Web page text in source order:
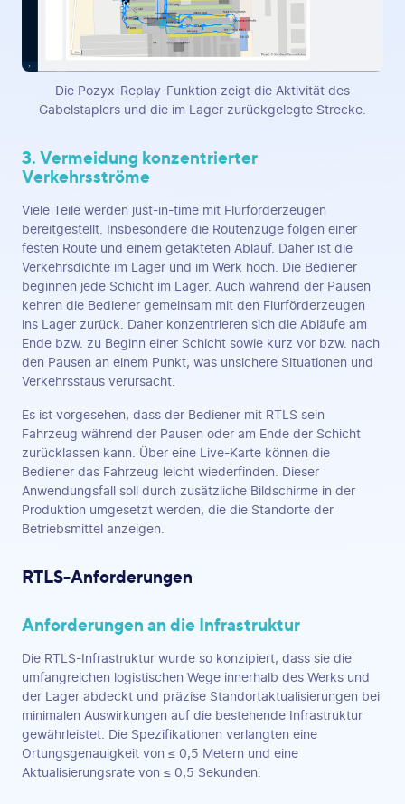
Die Pozyx-Replay-Funktion zeigt die Aktivität des
Gabelstaplers und die im Lager zurückgelegte Strecke.
3. Vermeidung konzentrierter
Verkehrsströme
Viele Teile werden just-in-time mit Flurförderzeugen
bereitgestellt. Insbesondere die Routenzüge folgen einer
festen Route und einem getakteten Ablauf. Daher ist die
Verkehrsdichte im Lager und im Werk hoch. Die Bediener
beginnen jede Schicht im Lager. Auch während der Pausen
kehren die Bediener gemeinsam mit den Flurförderzeugen
ins Lager zurück. Daher konzentrieren sich die Abläufe am
Ende bzw. zu Beginn einer Schicht sowie kurz vor bzw. nach
den Pausen an einem Punkt, was unsichere Situationen und
Verkehrsstaus verursacht.
Es ist vorgesehen, dass der Bediener mit RTLS sein
Fahrzeug während der Pausen oder am Ende der Schicht
zurücklassen kann. Über eine Live-Karte können die
Bediener das Fahrzeug leicht wiederfinden. Dieser
Anwendungsfall soll durch zusätzliche Bildschirme in der
Produktion umgesetzt werden, die die Standorte der
Betriebsmittel anzeigen.
RTLS-Anforderungen
Anforderungen an die Infrastruktur
Die RTLS-Infrastruktur wurde so konzipiert, dass sie die
umfangreichen logistischen Wege innerhalb des Werks und
der Lager abdeckt und präzise Standortaktualisierungen bei
minimalen Auswirkungen auf die bestehende Infrastruktur
gewährleistet. Die Spezifikationen verlangten eine
Ortungsgenauigkeit von ≤ 0,5 Metern und eine
Aktualisierungsrate von ≤ 0,5 Sekunden.